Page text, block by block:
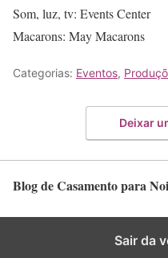
Som, luz, tv: Events Center
Macarons: May Macarons
Categorias: Eventos,
Deixar
Blog de Casamento para
Sair da